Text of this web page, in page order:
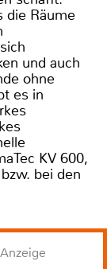
die Räume
und auch
ohne
es in
KV 600,
bei den
Anzeige